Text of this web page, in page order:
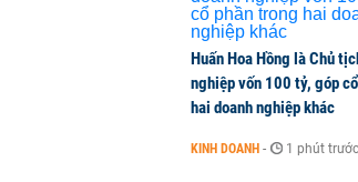
Tổng Giám đốc
tỷ nếu tình hình
TÀI CHÍNH 1 phút
Khối tự doanh
Huấn Hoa Hồng là Chủ
nghiệp vốn 100 tỷ, góp
hai doanh nghiệp khác
KINH DOANH - 1 phút trước